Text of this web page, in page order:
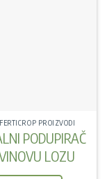
PROIZVODI
PODUPIRAČ
LOZU